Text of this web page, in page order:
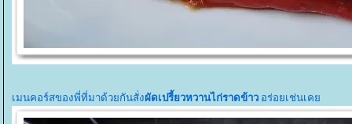
เมนคอร์สของพี่ที่มาด้วยกันสั่งผัดเปรี้ยวหวานไก่ราดข้าว อร่อยเช่นเค